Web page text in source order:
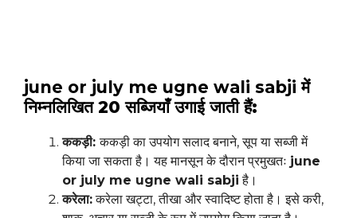
june or july me ugne wali sabji में
निम्नलिखित 20 सब्जियाँ उगाई जाती हैं:
ककड़ी:ककड़ी का उपयोग सलाद बनाने, सूप या सब्जी में
किया जा सकता है। यह मानसून के दौरान प्रमुखतः june
or july me ugne wali sabji है।
करेला:करेला खट्टा, तीखा और स्वादिष्ट होता है। इसे करी,